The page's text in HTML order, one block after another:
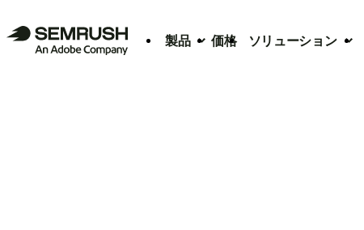
製品 価格 ソリューション